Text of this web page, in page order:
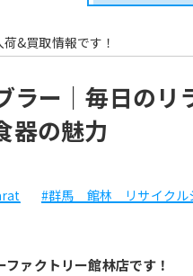
&買取情報です！
ラー｜毎日のリ
器の魅力
#群馬 館林 リサイクル
ァクトリー館林店です！